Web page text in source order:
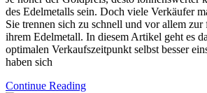
des Edelmetalls sein. Doch viele Verkäufer
Sie trennen sich zu schnell und vor allem zur
ihrem Edelmetall. In diesem Artikel geht es
optimalen Verkaufszeitpunkt selbst besser
haben sich
Continue Reading